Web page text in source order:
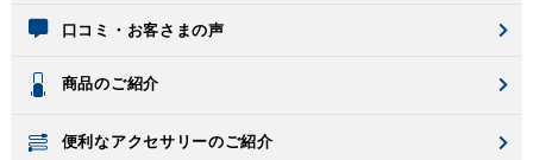
口コミ・お客さまの声
商品のご紹介
便利なアクセサリーのご紹介